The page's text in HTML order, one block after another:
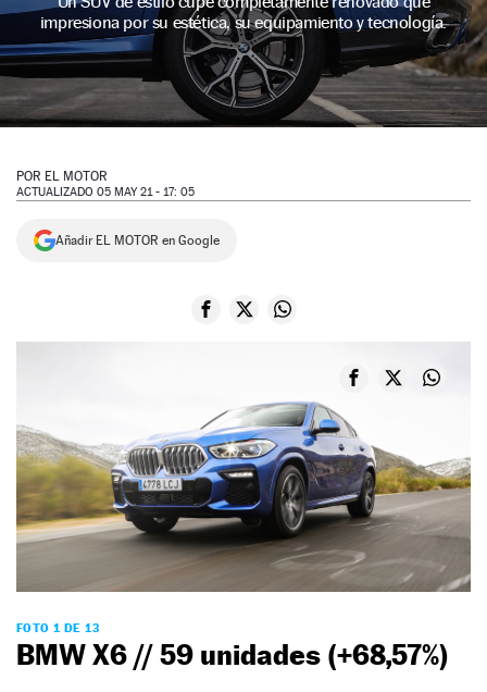
NEWSLETTER
SÍGUENOS
impresiona por su estética, su equipamiento y tecnología.
POR EL MOTOR
ACTUALIZADO 05 MAY 21 - 17: 05
Añadir EL MOTOR en Google
FOTO 1 DE 13
BMW X6 // 59 unidades (+68,57%)